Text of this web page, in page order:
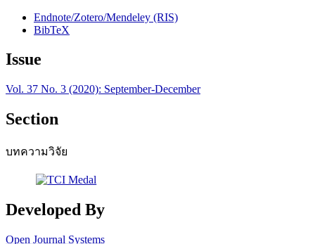
Endnote/Zotero/Mendeley (RIS)
BibTeX
Issue
Vol. 37 No. 3 (2020): September-December
Section
บทความวิจัย
Developed By
Open Journal Systems